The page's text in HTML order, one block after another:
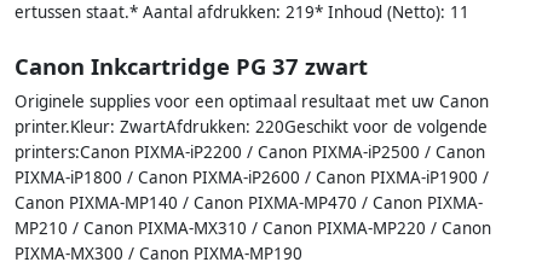
ertussen staat.* Aantal afdrukken: 219* Inhoud (Netto): 11
Canon Inkcartridge PG 37 zwart
Originele supplies voor een optimaal resultaat met uw Canon
printer.Kleur: ZwartAfdrukken: 220Geschikt voor de volgende
printers:Canon PIXMA-iP2200 / Canon PIXMA-iP2500 / Canon
PIXMA-iP1800 / Canon PIXMA-iP2600 / Canon PIXMA-iP1900 /
Canon PIXMA-MP140 / Canon PIXMA-MP470 / Canon PIXMA-
MP210 / Canon PIXMA-MX310 / Canon PIXMA-MP220 / Canon
PIXMA-MX300 / Canon PIXMA-MP190